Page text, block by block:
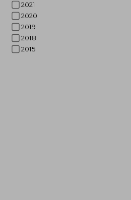
2021
2020
2019
2018
2015